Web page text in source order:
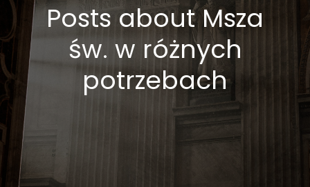
Posts about Msza
św. w różnych
potrzebach